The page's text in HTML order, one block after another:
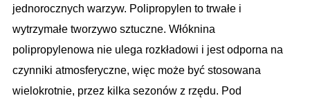
jednorocznych warzyw. Polipropylen to trwałe i
wytrzymałe tworzywo sztuczne. Włóknina
polipropylenowa nie ulega rozkładowi i jest odporna na
czynniki atmosferyczne, więc może być stosowana
wielokrotnie, przez kilka sezonów z rzędu. Pod